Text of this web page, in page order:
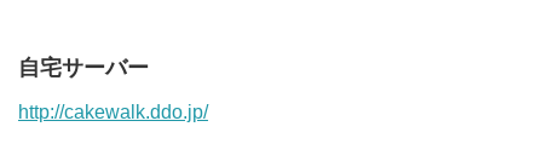
自宅サーバー
http://cakewalk.ddo.jp/